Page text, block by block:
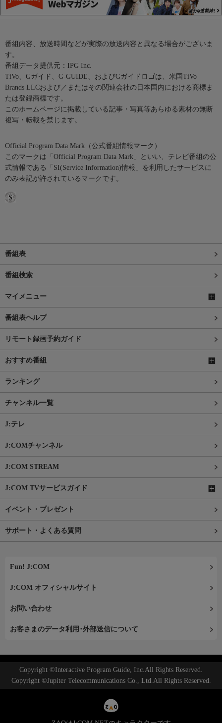
番組内容、放送時間などが実際の放送内容と異なる場合がございま
す。
番組データ提供元：IPG Inc.
TiVo、Gガイド、G-GUIDE、およびGガイドロゴは、米国TiVo
Brands LLCおよび／またはその関連会社の日本国内における商標ま
たは登録商標です。
このホームページに掲載している記事・写真等あらゆる素材の無断
複写・転載を禁じます。
Official Program Data Mark（公式番組情報マーク）
このマークは「Official Program Data Mark」といい、テレビ番組の公
式情報である「SI(Service Information)情報」を利用したサービスに
のみ表記が許されているマークです。
番組表
番組検索
マイメニュー
番組表ヘルプ
リモート録画予約ガイド
おすすめ番組
ランキング
チャンネル一覧
J:テレ
J:COMチャンネル
J:COM STREAM
J:COM TVサービスガイド
イベント・プレゼント
サポート・よくある質問
Fun! J:COM
J:COM オフィシャルサイト
お問い合わせ
お客さまのデータ利用･外部送信について
Copyright ©Interactive Program Guide, Inc.All Rights Reserved.
Copyright ©Jupiter Telecommunications Co., Ltd.All Rights Reserved.